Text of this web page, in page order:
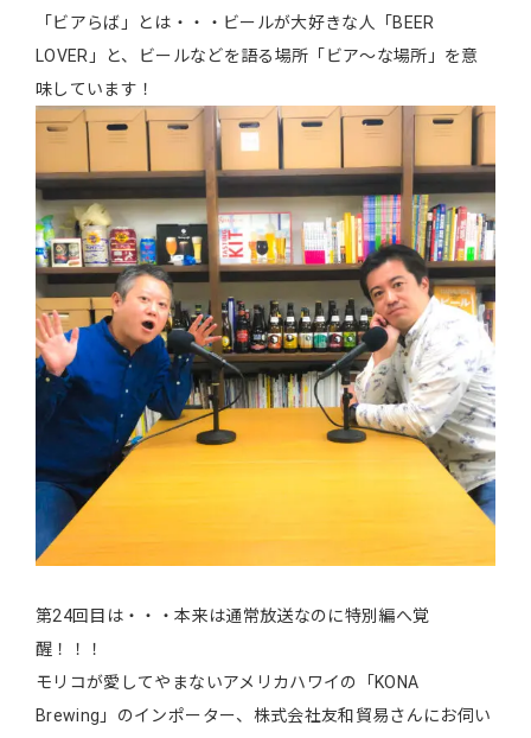
「ビアらば」とは・・・ビールが大好きな人「BEER
LOVER」と、ビールなどを語る場所「ビア～な場所」を意
味しています！
第24回目は・・・本来は通常放送なのに特別編へ覚
醒！！！
モリコが愛してやまないアメリカハワイの「KONA
Brewing」のインポーター、株式会社友和貿易さんにお伺い